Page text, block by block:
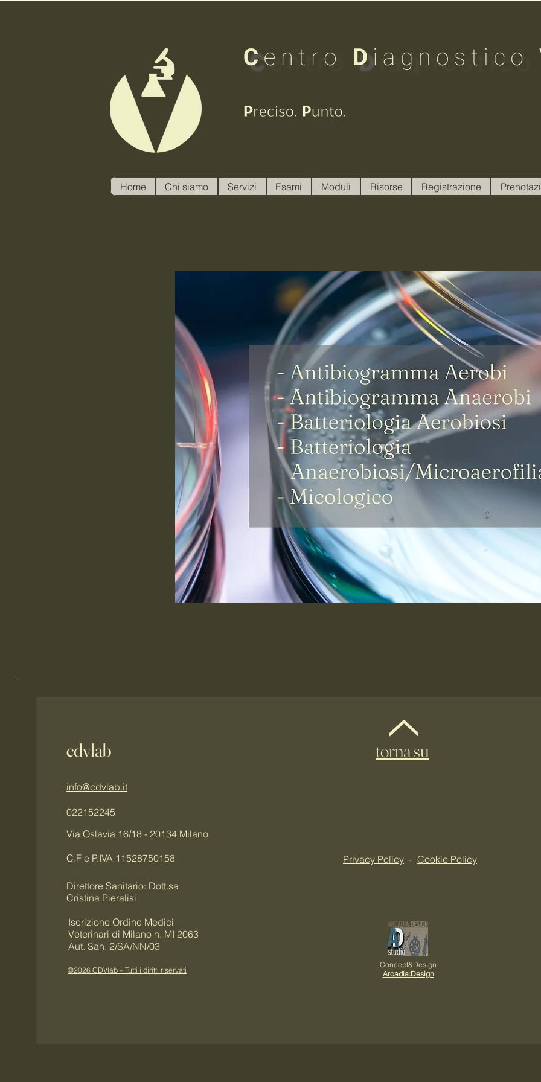
Home Chi siamo Servizi Esami Moduli Risorse Registrazione
cdvlab
info@cdvlab.it
022152245
Via Oslavia 16/18 - 20134 Milano
C.F e P.IVA 11528750158
©2026 CDVlab – Tutti i diritti riservati
Iscrizione Ordine Medici
Veterinari di Milano n. MI 2063
Aut. San. 2/SA/NN/03
Direttore Sanitario: Dott.sa
Cristina Pieralisi
torna su
Privacy Policy - Cookie Policy
Concept&Design
Arcadia:Design